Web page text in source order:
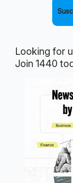
Looking for
Join 1440